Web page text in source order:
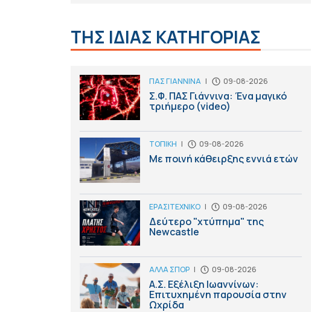
ΤΗΣ ΙΔΙΑΣ ΚΑΤΗΓΟΡΙΑΣ
ΠΑΣ ΓΙΑΝΝΙΝΑ | 09-08-2026
Σ.Φ. ΠΑΣ Γιάννινα: Ένα μαγικό
τριήμερο (video)
ΤΟΠΙΚΗ | 09-08-2026
Με ποινή κάθειρξης εννιά ετών
ΕΡΑΣΙΤΕΧΝΙΚΟ | 09-08-2026
Δεύτερο "χτύπημα" της
Newcastle
ΑΛΛΑ ΣΠΟΡ | 09-08-2026
Α.Σ. Εξέλιξη Ιωαννίνων:
Επιτυχημένη παρουσία στην
Ωχρίδα